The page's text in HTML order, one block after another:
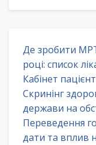
Де зробити
році: список
Кабінет
Скринінг
держави на
Переведення
дати та вплив